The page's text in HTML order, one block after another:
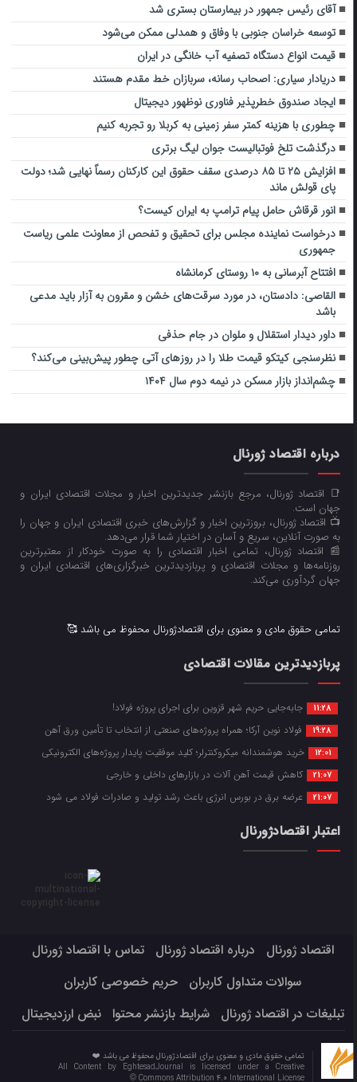
آقای رئیس‌ جمهور در بیمارستان بستری شد
توسعه خراسان جنوبی با وفاق و همدلی ممکن می‌شود
قیمت انواع دستگاه تصفیه آب خانگی در ایران
دریادار سیاری: اصحاب رسانه، سربازان خط مقدم هستند
ایجاد صندوق خطرپذیر فناوری نوظهور دیجیتال
چطوری با هزینه کمتر سفر زمینی به کربلا رو تجربه کنیم
درگذشت تلخ فوتبالیست جوان لیگ برتری
افزایش ۲۵ تا ۸۵ درصدی سقف حقوق این کارکنان رسماً نهایی شد؛ دولت
پای قولش ماند
انور قرقاش حامل پیام ترامپ به ایران کیست؟
درخواست نماینده مجلس برای تحقیق و تفحص از معاونت علمی ریاست
جمهوری
افتتاح آبرسانی به ۱۰ روستای کرمانشاه
القاصی: دادستان، در مورد سرقت‌های خشن و مقرون به آزار باید مدعی
باشد
داور دیدار استقلال و ملوان در جام حذفی
نظرسنجی کیتکو قیمت طلا را در روزهای آتی چطور پیش‌بینی می‌کند؟
چشم‌انداز بازار مسکن در نیمه دوم سال ۱۴۰۴
درباره اقتصاد ژورنال
📑 اقتصاد ژورنال، مرجع بازنشر جدیدترین اخبار و مجلات اقتصادی ایران و
جهان است.
📺 اقتصاد ژورنال، بروزترین اخبار و گزارش‌های خبری اقتصادی ایران و جهان را
به صورت آنلاین، سریع و آسان در اختیار شما قرار می‌‌دهد.
📰 اقتصاد ژورنال، تمامی اخبار اقتصادی را به صورت خودکار از معتبرترین
روزنامه‌ها و مجلات اقتصادی و پربازدیدترین خبرگزاری‌های اقتصادی ایران و
جهان گردآوری می‌کند.
تمامی حقوق مادی و معنوی برای اقتصادژورنال محفوظ می باشد 🥰
پربازدیدترین مقالات اقتصادی
11:28 جابه‌جایی حریم شهر قزوین برای اجرای پروژه فولاد!
19:28 فولاد نوین آرکا؛ همراه پروژه‌های صنعتی از انتخاب تا تأمین ورق آهن
12:01 خرید هوشمندانه میکروکنترلر؛ کلید موفقیت پایدار پروژه‌های الکترونیکی
21:07 کاهش قیمت آهن آلات در بازارهای داخلی و خارجی
21:07 عرضه برق در بورس انرژی باعث رشد تولید و صادرات فولاد می شود
اعتبار اقتصادژورنال
اقتصاد ژورنال درباره اقتصاد ژورنال
تماس با اقتصاد ژورنال
سوالات متداول کاربران
حریم خصوصی کاربران
تبلیغات در اقتصاد ژورنال
شرایط بازنشر محتوا نبض ارزدیجیتال
تمامی حقوق مادی و معنوی برای اقتصادژورنال محفوظ می باشد ❤️
All Content by EghtesadJournal is licensed under a Creative
Commons Attribution 4.0 International License ©️